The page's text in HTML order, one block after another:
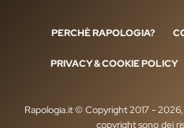
PERCHÈ RAPOLOGIA?
PRIVACY & COOKIE POLICY
Rapologia.it © Copyright 2017 -
copyright sono dei